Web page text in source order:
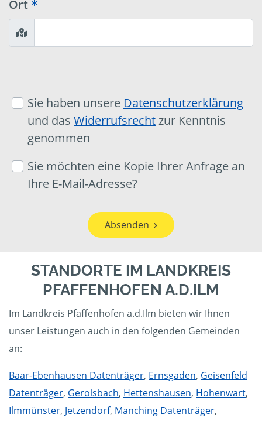
Ort
Sie haben unsere Datenschutzerklärung
und das Widerrufsrechtzur Kenntnis
genommen
Sie möchten eine Kopie Ihrer Anfrage an
Ihre E-Mail-Adresse?
Absenden
STANDORTE IM LANDKREIS
PFAFFENHOFEN A.D.ILM
Im Landkreis Pfaffenhofen a.d.Ilm bieten wir Ihnen
unser Leistungen auch in den folgenden Gemeinden
an:
Baar-Ebenhausen Datenträger, Ernsgaden, Geisenfeld
Datenträger, Gerolsbach, Hettenshausen, Hohenwart,
Ilmmünster, Jetzendorf, Manching Datenträger,